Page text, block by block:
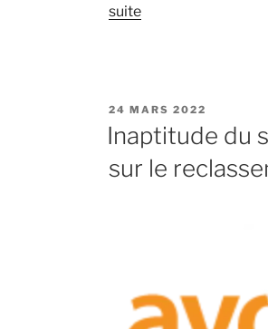
suite
PUBLIÉ
LE
24 MARS 2022
Inaptitude du
sur le